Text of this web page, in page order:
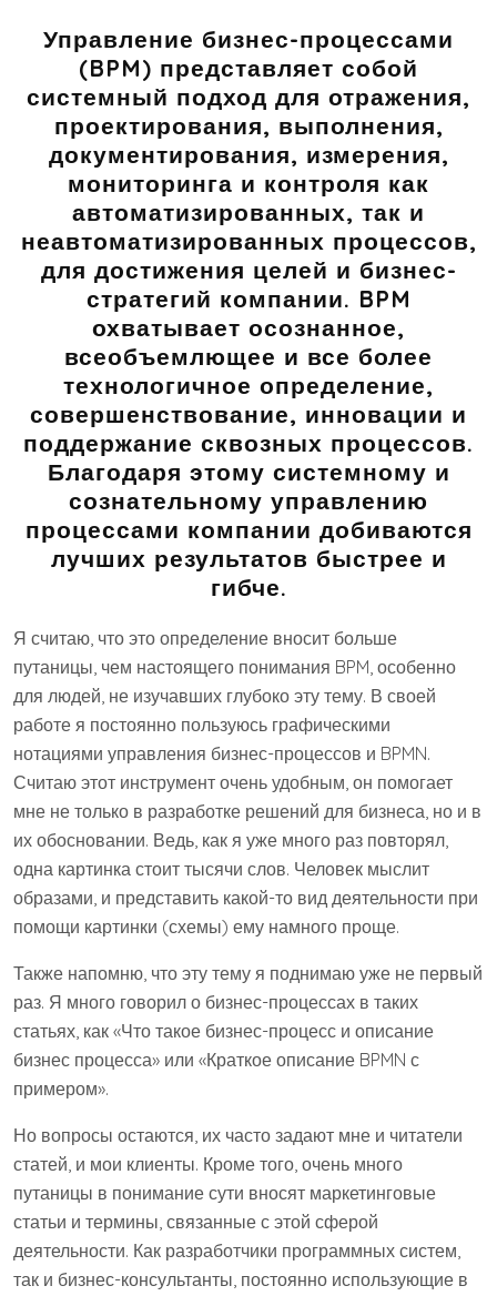
Управление бизнес-процессами
(BPM) представляет собой
системный подход для отражения,
проектирования, выполнения,
документирования, измерения,
мониторинга и контроля как
автоматизированных, так и
неавтоматизированных процессов,
для достижения целей и бизнес-
стратегий компании. BPM
охватывает осознанное,
всеобъемлющее и все более
технологичное определение,
совершенствование, инновации и
поддержание сквозных процессов.
Благодаря этому системному и
сознательному управлению
процессами компании добиваются
лучших результатов быстрее и
гибче.
Я считаю, что это определение вносит больше
путаницы, чем настоящего понимания BPM, особенно
для людей, не изучавших глубоко эту тему. В своей
работе я постоянно пользуюсь графическими
нотациями управления бизнес-процессов и BPMN.
Считаю этот инструмент очень удобным, он помогает
мне не только в разработке решений для бизнеса, но и в
их обосновании. Ведь, как я уже много раз повторял,
одна картинка стоит тысячи слов. Человек мыслит
образами, и представить какой-то вид деятельности при
помощи картинки (схемы) ему намного проще.
Также напомню, что эту тему я поднимаю уже не первый
раз. Я много говорил о бизнес-процессах в таких
статьях, как «Что такое бизнес-процесс и описание
бизнес процесса» или «Краткое описание BPMN с
примером».
Но вопросы остаются, их часто задают мне и читатели
статей, и мои клиенты. Кроме того, очень много
путаницы в понимание сути вносят маркетинговые
статьи и термины, связанные с этой сферой
деятельности. Как разработчики программных систем,
так и бизнес-консультанты, постоянно использующие в